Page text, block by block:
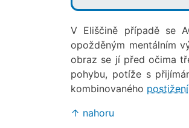
V Eliščině případě se
opožděným mentálním
obraz se jí před očima
pohybu, potíže s
kombinovaného postižení
↑ nahoru